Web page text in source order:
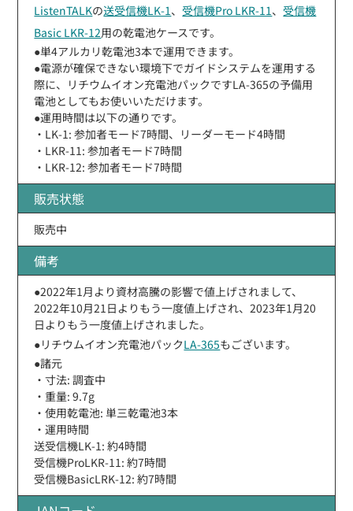
ListenTALKの送受信機LK-1 、 受信機Pro LKR-11 、 受信機
Basic LKR-12用の乾電池ケースです。
●単4アルカリ乾電池3本で運用できます。
●電源が確保できない環境下でガイドシステムを運用する
際に、リチウムイオン充電池パックですLA-365の予備用
電池としてもお使いいただけます。
●運用時間は以下の通りです。
・LK-1: 参加者モード7時間、リーダーモード4時間
・LKR-11: 参加者モード7時間
・LKR-12: 参加者モード7時間
販売状態
販売中
備考
●2022年1月より資材高騰の影響で値上げされまして、
2022年10月21日よりもう一度値上げされ、2023年1月20
日よりもう一度値上げされました。
●リチウムイオン充電池パックLA-365もございます。
●諸元
・寸法: 調査中
・重量: 9.7g
・使用乾電池: 単三乾電池3本
・運用時間
送受信機LK-1: 約4時間
受信機ProLKR-11: 約7時間
受信機BasicLRK-12: 約7時間